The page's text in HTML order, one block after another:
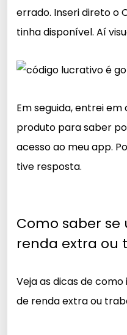
errado. Inseri direto o
tinha disponível. Aí
Em seguida, entrei
produto para saber
acesso ao meu app.
tive resposta.
Como saber
renda extra ou
Veja as dicas de
de renda extra ou